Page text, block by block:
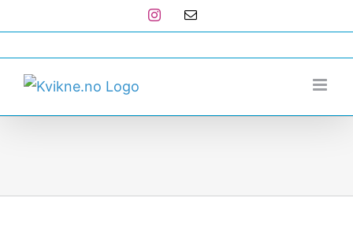
to
content
Instagram
E-